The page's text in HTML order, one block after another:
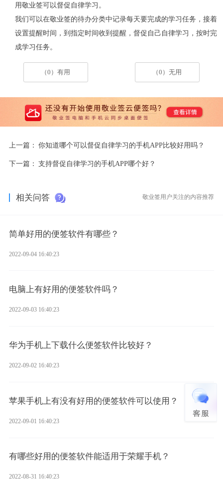
用敬业签可以督促自律学习。
我们可以在敬业签的待办分类中记录每天要完成的学习任务，接着
设置提醒时间，到指定时间收到提醒，督促自己自律学习，按时完
成学习任务。
（0）有用 （0）无用
上一篇： 你知道哪个可以督促自律学习的手机APP比较好用吗？
下一篇： 支持督促自律学习的手机APP哪个好？
相关问答 敬业签用户关注的内容推荐
简单好用的便签软件有哪些？
2022-09-04 16:40:23
电脑上有好用的便签软件吗？
2022-09-03 16:40:23
华为手机上下载什么便签软件比较好？
2022-09-02 16:40:23
苹果手机上有没有好用的便签软件可以使用？
2022-09-01 16:40:23
有哪些好用的便签软件能适用于荣耀手机？
2022-08-31 16:40:23